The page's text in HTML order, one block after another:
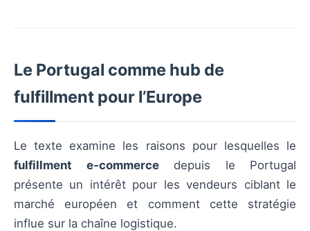
Le Portugal comme hub de
fulfillment pour l’Europe
Le texte examine les raisons pour lesquelles le
fulfillment e‑commercedepuis le Portugal
présente un intérêt pour les vendeurs ciblant le
marché européen et comment cette stratégie
influe sur la chaîne logistique.